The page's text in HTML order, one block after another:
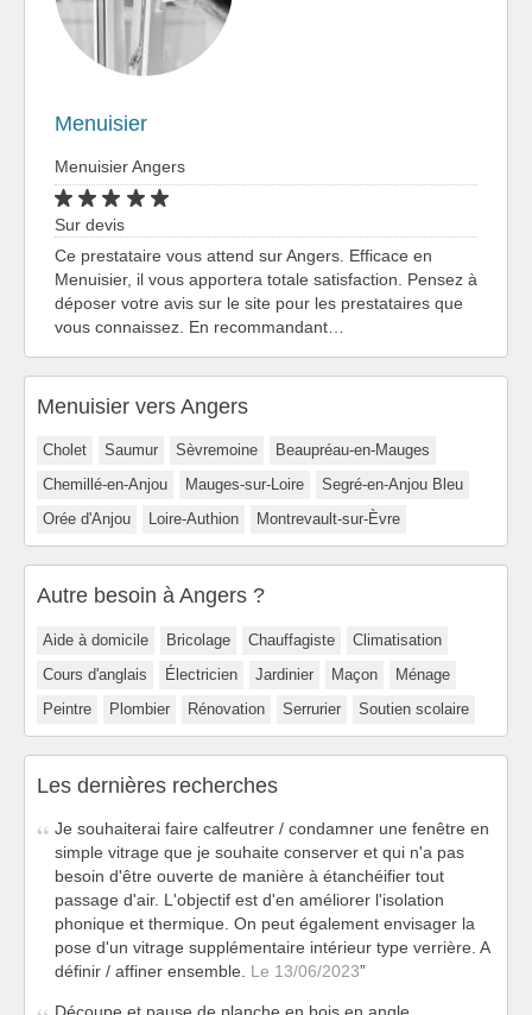
Menuisier
Menuisier Angers
Sur devis
Ce prestataire vous attend sur Angers. Efficace en
Menuisier, il vous apportera totale satisfaction. Pensez à
déposer votre avis sur le site pour les prestataires que
vous connaissez. En recommandant…
Menuisier vers Angers
Cholet Saumur Sèvremoine
Beaupréau-en-Mauges
Chemillé-en-Anjou
Mauges-sur-Loire
Segré-en-Anjou Bleu
Orée d'Anjou
Loire-Authion Montrevault-sur-Èvre
Autre besoin à Angers ?
Aide à domicile Bricolage Chauffagiste
Climatisation
Cours d'anglais
Électricien Jardinier Maçon
Ménage
Peintre
Plombier Rénovation Serrurier Soutien scolaire
Les dernières recherches
Je souhaiterai faire calfeutrer / condamner une fenêtre en
simple vitrage que je souhaite conserver et qui n'a pas
besoin d'être ouverte de manière à étanchéifier tout
passage d'air. L'objectif est d'en améliorer l'isolation
phonique et thermique. On peut également envisager la
pose d'un vitrage supplémentaire intérieur type verrière. A
définir / affiner ensemble. Le 13/06/2023